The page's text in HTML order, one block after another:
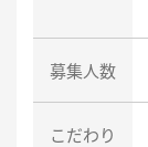
募集人数
こだわり